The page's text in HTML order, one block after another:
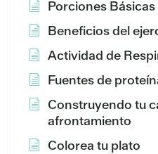
Porciones Básicas
Beneficios del
Actividad de
Fuentes de
Construyendo tu
afrontamiento
Colorea tu plato